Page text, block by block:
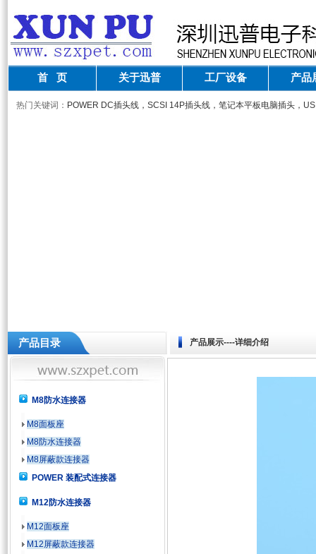
首 页 关于迅普 工厂设备 产品
热门关键词： POWER DC插头线，SCSI 14P插头线，笔记本平板电脑插头，
产品目录
M8防水连接器
M8面板座
M8防水连接器
M8屏蔽款连接器
POWER 装配式连接器
M12防水连接器
M12面板座
M12屏蔽款连接器
产品展示----详细介绍